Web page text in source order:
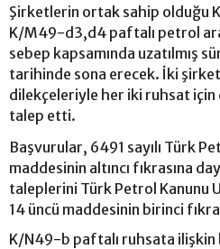
Şirketlerin ortak sahip olduğu
K/M49-d3,d4 paftalı petrol
sebep kapsamında uzatılmış
tarihinde sona erecek. İki
dilekçeleriyle her iki ruhsat için
talep etti.
Başvurular, 6491 sayılı Türk
maddesinin altıncı fıkrasına
taleplerini Türk Petrol Kanunu
14 üncü maddesinin birinci
K/N49-b paftalı ruhsata